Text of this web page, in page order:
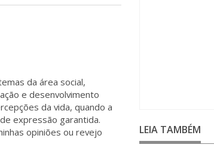
da área social,
e desenvolvimento
da vida, quando a
expressão garantida.
opiniões ou revejo
LEIA TAMBÉM